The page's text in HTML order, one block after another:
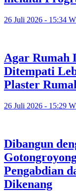
26 Juli 2026 - 15:34
Agar Rumah
Ditempati
Plaster
26 Juli 2026 - 15:29
Dibangun
Pengabdian
Dikenang